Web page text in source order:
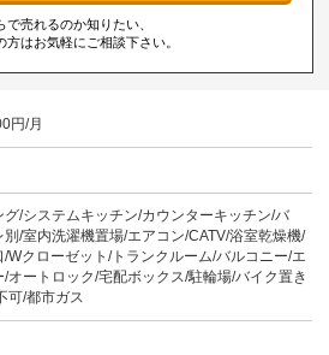
で売れるのか知りたい、
方はお気軽にご相談下さい。
円/月
グ/システムキッチン/カウンターキッチン/バ
別/室内洗濯機置場/エアコン/CATV/浴室乾燥機/
/Wクローゼット/トランクルーム/バルコニー/エ
/オートロック/宅配ボックス/駐輪場/バイク置き
可/都市ガス